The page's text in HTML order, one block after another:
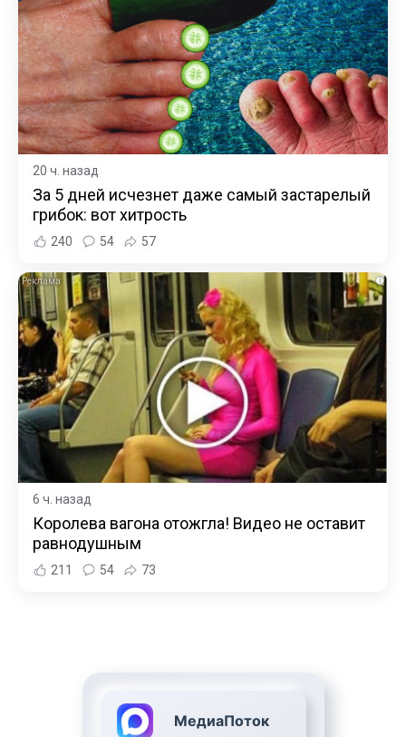
20 ч. назад
За 5 дней исчезнет даже самый застарелый
грибок: вот хитрость
240 54 57
i
6 ч. назад
Королева вагона отожгла! Видео не оставит
равнодушным
211 54 73
МедиаПоток